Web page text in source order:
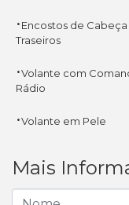
·Encostos de Cabeça
Traseiros
·Volante com
Rádio
·Volante em Pele
Mais